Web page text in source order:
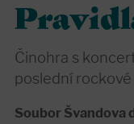
Činohra s
poslední rockové
Soubor Švandova